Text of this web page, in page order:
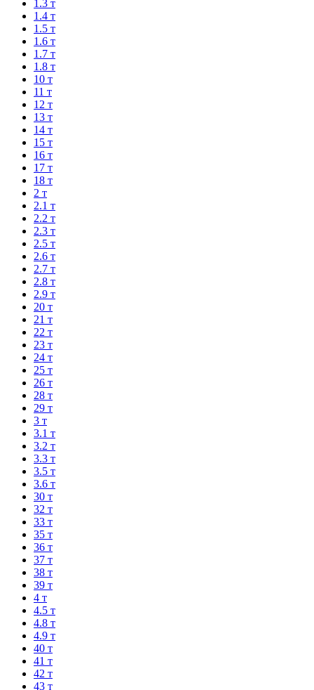
1.3 т
1.4 т
1.5 т
1.6 т
1.7 т
1.8 т
10 т
11 т
12 т
13 т
14 т
15 т
16 т
17 т
18 т
2 т
2.1 т
2.2 т
2.3 т
2.5 т
2.6 т
2.7 т
2.8 т
2.9 т
20 т
21 т
22 т
23 т
24 т
25 т
26 т
28 т
29 т
3 т
3.1 т
3.2 т
3.3 т
3.5 т
3.6 т
30 т
32 т
33 т
35 т
36 т
37 т
38 т
39 т
4 т
4.5 т
4.8 т
4.9 т
40 т
41 т
42 т
43 т